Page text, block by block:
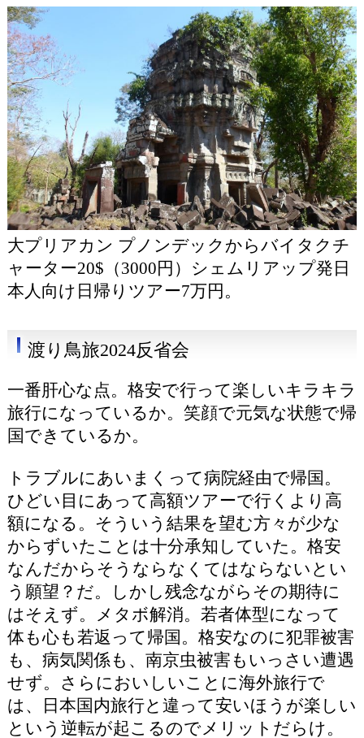
大プリアカン プノンデックからバイタクチ
ャーター20$（3000円）シェムリアップ発日
本人向け日帰りツアー7万円。
渡り鳥旅2024反省会
一番肝心な点。格安で行って楽しいキラキラ
旅行になっているか。笑顔で元気な状態で帰
国できているか。
トラブルにあいまくって病院経由で帰国。
ひどい目にあって高額ツアーで行くより高
額になる。そういう結果を望む方々が少な
からずいたことは十分承知していた。格安
なんだからそうならなくてはならないとい
う願望？だ。しかし残念ながらその期待に
はそえず。メタボ解消。若者体型になって
体も心も若返って帰国。格安なのに犯罪被害
も、病気関係も、南京虫被害もいっさい遭遇
せず。さらにおいしいことに海外旅行で
は、日本国内旅行と違って安いほうが楽しい
という逆転が起こるのでメリットだらけ。